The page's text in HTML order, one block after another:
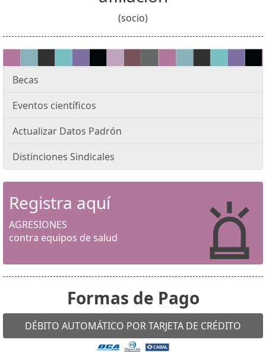
(socio)
Becas
Eventos científicos
Actualizar Datos Padrón
Distinciones Sindicales
Registra aquí
AGRESIONES
contra equipos de salud
Formas de Pago
DÉBITO AUTOMÁTICO POR TARJETA DE CRÉDITO